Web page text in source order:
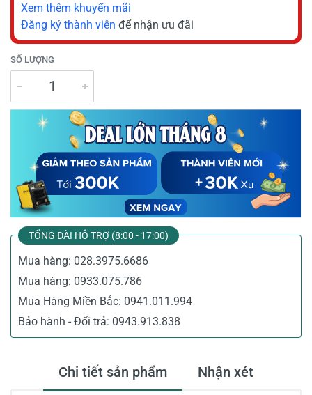
Xem thêm khuyến mãi
Đăng ký thành viên để nhận ưu đãi
SỐ LƯỢNG
TỔNG ĐÀI HỖ TRỢ (8:00 - 17:00)
Mua hàng: 028.3975.6686
Mua hàng: 0933.075.786
Mua Hàng Miền Bắc: 0941.011.994
Bảo hành - Đổi trả: 0943.913.838
Chi tiết sản phẩm Nhận xét